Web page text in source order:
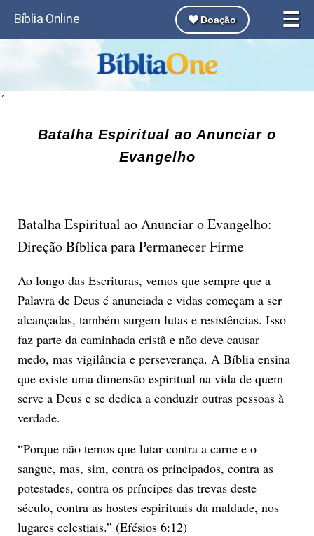
☰
Bíblia Online Doação
´
Batalha Espiritual ao Anunciar o
Evangelho
Batalha Espiritual ao Anunciar o Evangelho:
Direção Bíblica para Permanecer Firme
Ao longo das Escrituras, vemos que sempre que a
Palavra de Deus é anunciada e vidas começam a ser
alcançadas, também surgem lutas e resistências. Isso
faz parte da caminhada cristã e não deve causar
medo, mas vigilância e perseverança. A Bíblia ensina
que existe uma dimensão espiritual na vida de quem
serve a Deus e se dedica a conduzir outras pessoas à
verdade.
“Porque não temos que lutar contra a carne e o
sangue, mas, sim, contra os principados, contra as
potestades, contra os príncipes das trevas deste
século, contra as hostes espirituais da maldade, nos
lugares celestiais.” (Efésios 6:12)